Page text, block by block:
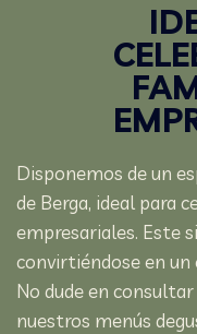
Disponemos de un
de Berga, ideal para
empresariales. Este
convirtiéndose en un
No dude en
nuestros menús